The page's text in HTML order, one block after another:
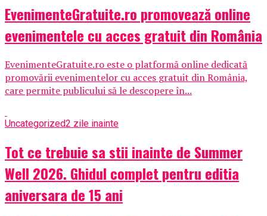
EvenimenteGratuite.ro promovează online
evenimentele cu acces gratuit din România
EvenimenteGratuite.ro este o platformă online dedicată
promovării evenimentelor cu acces gratuit din România,
care permite publicului să le descopere în...
Uncategorized2 zile inainte
Tot ce trebuie sa stii inainte de Summer
Well 2026. Ghidul complet pentru editia
aniversara de 15 ani